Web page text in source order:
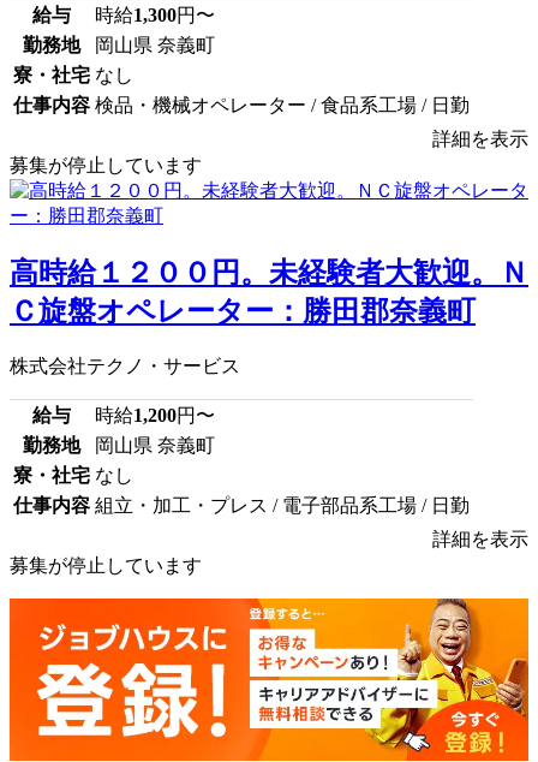
給与 時給1,300円〜
勤務地
岡山県 奈義町
寮・社宅 なし
仕事内容 検品・機械オペレーター / 食品系工場 / 日勤
詳細を表示
募集が停止しています
高時給１２００円。未経験者大歓迎。Ｎ
Ｃ旋盤オペレーター：勝田郡奈義町
株式会社テクノ・サービス
給与 時給1,200円〜
勤務地
岡山県 奈義町
寮・社宅 なし
仕事内容 組立・加工・プレス / 電子部品系工場 / 日勤
詳細を表示
募集が停止しています